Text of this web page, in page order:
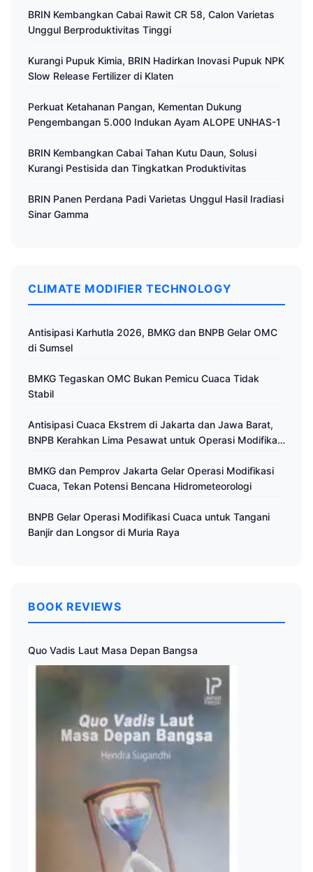
BRIN Kembangkan Cabai Rawit CR 58, Calon Varietas
Unggul Berproduktivitas Tinggi
Kurangi Pupuk Kimia, BRIN Hadirkan Inovasi Pupuk NPK
Slow Release Fertilizer di Klaten
Perkuat Ketahanan Pangan, Kementan Dukung
Pengembangan 5.000 Indukan Ayam ALOPE UNHAS-1
BRIN Kembangkan Cabai Tahan Kutu Daun, Solusi
Kurangi Pestisida dan Tingkatkan Produktivitas
BRIN Panen Perdana Padi Varietas Unggul Hasil Iradiasi
Sinar Gamma
CLIMATE MODIFIER TECHNOLOGY
Antisipasi Karhutla 2026, BMKG dan BNPB Gelar OMC
di Sumsel
BMKG Tegaskan OMC Bukan Pemicu Cuaca Tidak
Stabil
Antisipasi Cuaca Ekstrem di Jakarta dan Jawa Barat,
BNPB Kerahkan Lima Pesawat untuk Operasi Modifikasi
BMKG dan Pemprov Jakarta Gelar Operasi Modifikasi
Cuaca, Tekan Potensi Bencana Hidrometeorologi
BNPB Gelar Operasi Modifikasi Cuaca untuk Tangani
Banjir dan Longsor di Muria Raya
BOOK REVIEWS
Quo Vadis Laut Masa Depan Bangsa